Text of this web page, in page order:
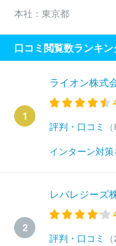
本社： 東京都
口コミ閲覧数ランキン
1
ライオン株式
評判・口コミ
インターン対
2
レバレジーズ
評判・口コミ